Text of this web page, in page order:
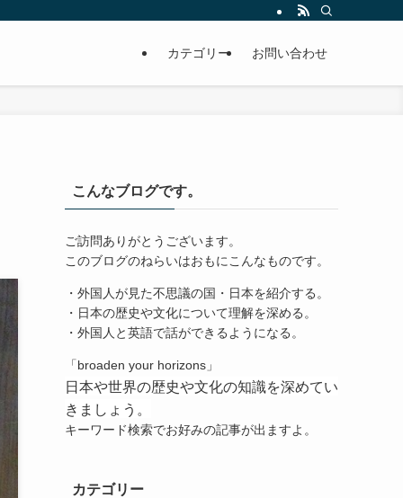
カテゴリー お問い合わせ
こんなブログです。
ご訪問ありがとうございます。
このブログのねらいはおもにこんなものです。
・外国人が見た不思議の国・日本を紹介する。
・日本の歴史や文化について理解を深める。
・外国人と英語で話ができるようになる。
「broaden your horizons」
日本や世界の歴史や文化の知識を深めてい
きましょう。
キーワード検索でお好みの記事が出ますよ。
カテゴリー